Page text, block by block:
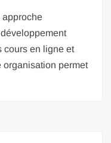
approche
cours en ligne et
organisation permet